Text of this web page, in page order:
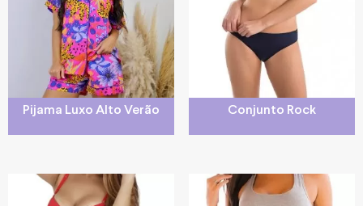
Pijama Luxo Alto Verão Conjunto Rock